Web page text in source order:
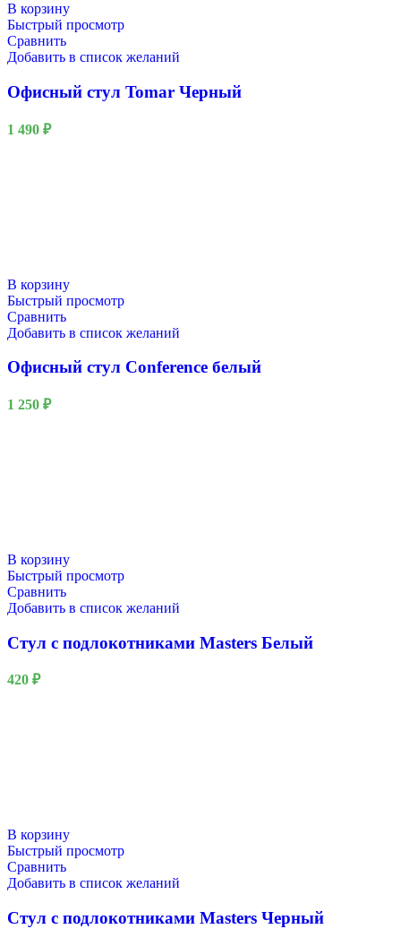
В корзину
Быстрый просмотр
Сравнить
Добавить в список желаний
Офисный стул Tomar Черный
1 490 ₽
В корзину
Быстрый просмотр
Сравнить
Добавить в список желаний
Офисный стул Conference белый
1 250 ₽
В корзину
Быстрый просмотр
Сравнить
Добавить в список желаний
Стул с подлокотниками Masters Белый
420 ₽
В корзину
Быстрый просмотр
Сравнить
Добавить в список желаний
Стул с подлокотниками Masters Черный